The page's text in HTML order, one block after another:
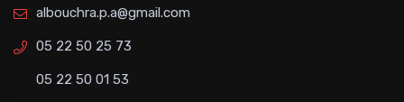
albouchra.p.a@gmail.com
05 22 50 25 73
05 22 50 01 53